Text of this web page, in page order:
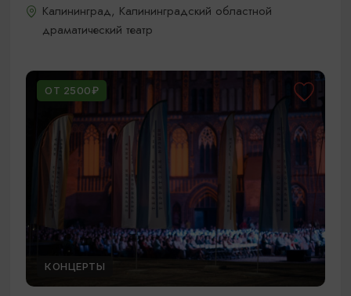
Калининград, Калининградский областной
драматический театр
ОТ 2500₽
КОНЦЕРТЫ